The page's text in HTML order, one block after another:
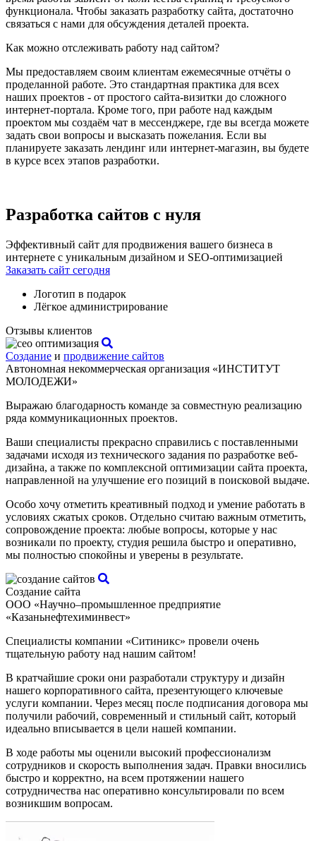
функционала. Чтобы заказать разработку сайта, достаточно
связаться с нами для обсуждения деталей проекта.
Как можно отслеживать работу над сайтом?
Мы предоставляем своим клиентам ежемесячные отчёты о
проделанной работе. Это стандартная практика для всех
наших проектов - от простого сайта-визитки до сложного
интернет-портала. Кроме того, при работе над каждым
проектом мы создаём чат в мессенджере, где вы всегда можете
задать свои вопросы и высказать пожелания. Если вы
планируете заказать лендинг или интернет-магазин, вы будете
в курсе всех этапов разработки.
Разработка сайтов с нуля
Эффективный сайт для продвижения вашего бизнеса в
интернете с уникальным дизайном и SEO-оптимизацией
Заказать сайт сегодня
Логотип в подарок
Лёгкое администрирование
Отзывы клиентов
Создание и продвижение сайтов
Автономная некоммерческая организация «ИНСТИТУТ
МОЛОДЕЖИ»
Выражаю благодарность команде за совместную реализацию
ряда коммуникационных проектов.
Ваши специалисты прекрасно справились с поставленными
задачами исходя из технического задания по разработке веб-
дизайна, а также по комплексной оптимизации сайта проекта,
направленной на улучшение его позиций в поисковой выдаче.
Особо хочу отметить креативный подход и умение работать в
условиях сжатых сроков. Отдельно считаю важным отметить,
сопровождение проекта: любые вопросы, которые у нас
возникали по проекту, студия решила быстро и оперативно,
мы полностью спокойны и уверены в результате.
Создание сайта
ООО «Научно–промышленное предприятие
«Казаньнефтехиминвест»
Специалисты компании «Ситиникс» провели очень
тщательную работу над нашим сайтом!
В кратчайшие сроки они разработали структуру и дизайн
нашего корпоративного сайта, презентующего ключевые
услуги компании. Через месяц после подписания договора мы
получили рабочий, современный и стильный сайт, который
идеально вписывается в цели нашей компании.
В ходе работы мы оценили высокий профессионализм
сотрудников и скорость выполнения задач. Правки вносились
быстро и корректно, на всем протяжении нашего
сотрудничества нас оперативно консультировали по всем
возникшим вопросам.